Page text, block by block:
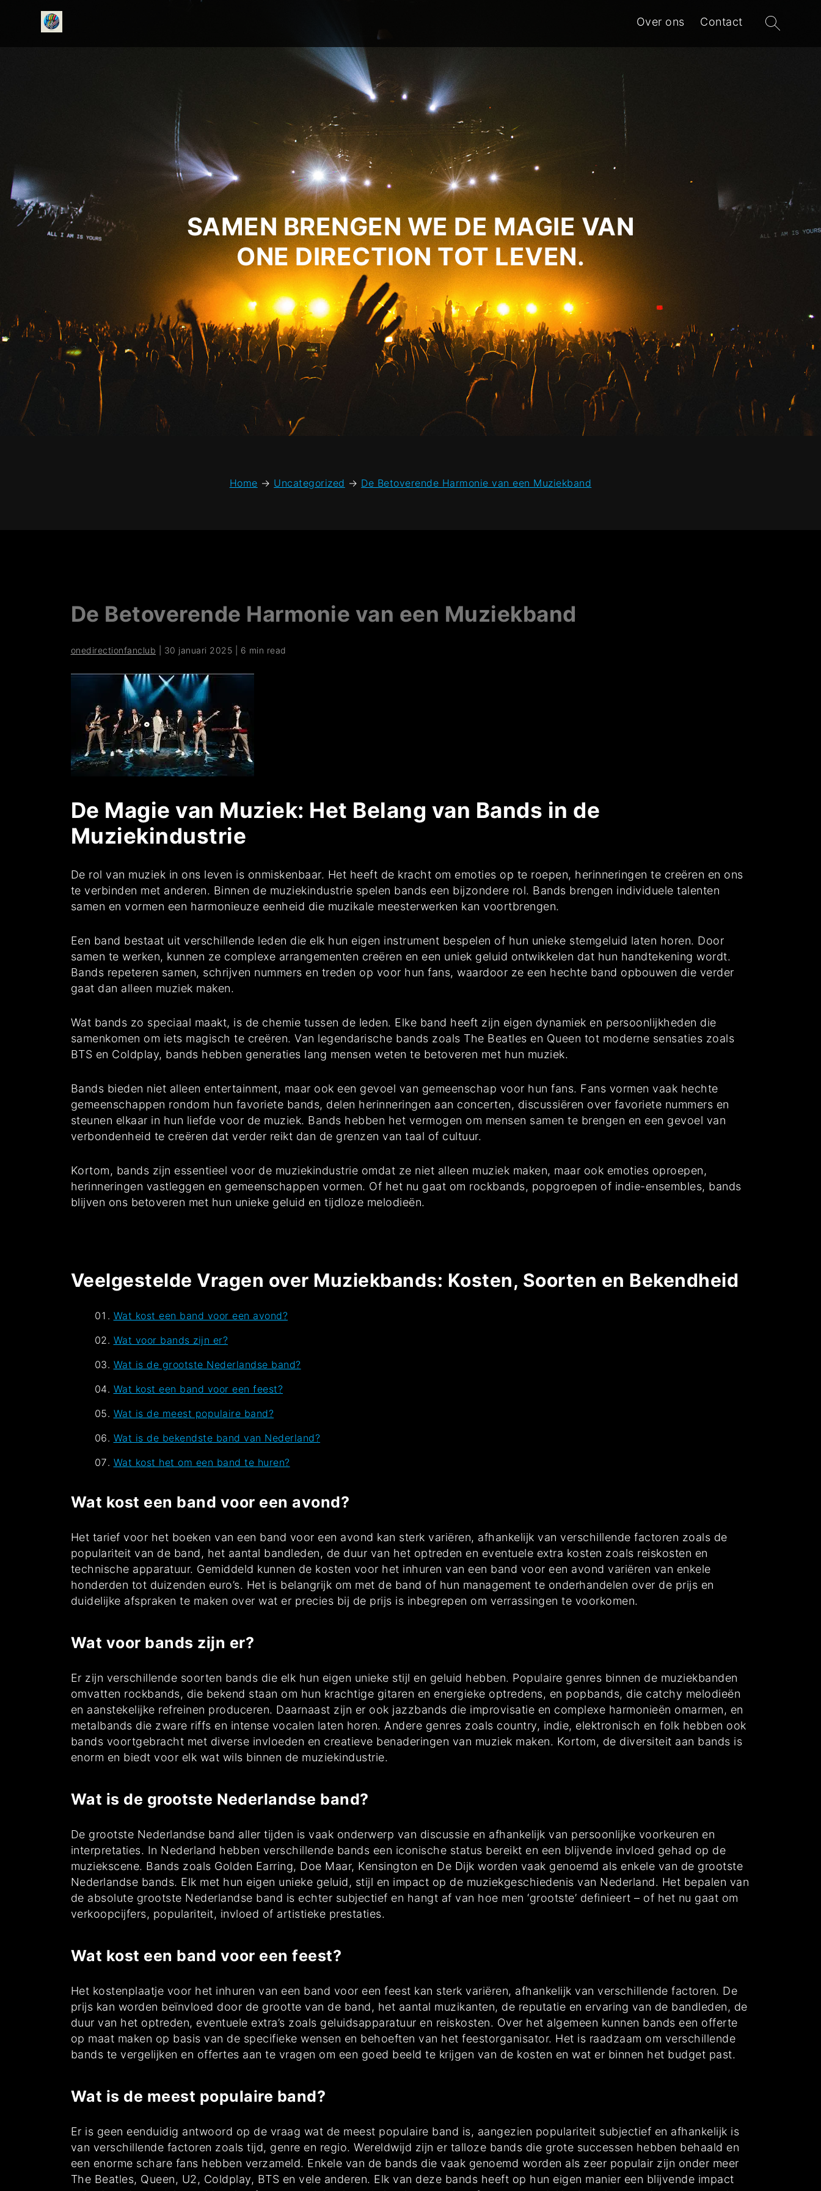
onedirectionfanclub.nl Over ons Contact
Zoeken
naar:
SAMEN BRENGEN WE DE MAGIE VAN
ONE DIRECTION TOT LEVEN.
Home → Uncategorized → De Betoverende Harmonie van een Muziekband
De Betoverende Harmonie van een Muziekband
onedirectionfanclub 30 januari 2025 6 min read
De Magie van Muziek: Het Belang van Bands in de
Muziekindustrie
De rol van muziek in ons leven is onmiskenbaar. Het heeft de kracht om emoties op te roepen, herinneringen te creëren en ons
te verbinden met anderen. Binnen de muziekindustrie spelen bands een bijzondere rol. Bands brengen individuele talenten
samen en vormen een harmonieuze eenheid die muzikale meesterwerken kan voortbrengen.
Een band bestaat uit verschillende leden die elk hun eigen instrument bespelen of hun unieke stemgeluid laten horen. Door
samen te werken, kunnen ze complexe arrangementen creëren en een uniek geluid ontwikkelen dat hun handtekening wordt.
Bands repeteren samen, schrijven nummers en treden op voor hun fans, waardoor ze een hechte band opbouwen die verder
gaat dan alleen muziek maken.
Wat bands zo speciaal maakt, is de chemie tussen de leden. Elke band heeft zijn eigen dynamiek en persoonlijkheden die
samenkomen om iets magisch te creëren. Van legendarische bands zoals The Beatles en Queen tot moderne sensaties zoals
BTS en Coldplay, bands hebben generaties lang mensen weten te betoveren met hun muziek.
Bands bieden niet alleen entertainment, maar ook een gevoel van gemeenschap voor hun fans. Fans vormen vaak hechte
gemeenschappen rondom hun favoriete bands, delen herinneringen aan concerten, discussiëren over favoriete nummers en
steunen elkaar in hun liefde voor de muziek. Bands hebben het vermogen om mensen samen te brengen en een gevoel van
verbondenheid te creëren dat verder reikt dan de grenzen van taal of cultuur.
Kortom, bands zijn essentieel voor de muziekindustrie omdat ze niet alleen muziek maken, maar ook emoties oproepen,
herinneringen vastleggen en gemeenschappen vormen. Of het nu gaat om rockbands, popgroepen of indie-ensembles, bands
blijven ons betoveren met hun unieke geluid en tijdloze melodieën.
Veelgestelde Vragen over Muziekbands: Kosten, Soorten en Bekendheid
Wat kost een band voor een avond?
Wat voor bands zijn er?
Wat is de grootste Nederlandse band?
Wat kost een band voor een feest?
Wat is de meest populaire band?
Wat is de bekendste band van Nederland?
Wat kost het om een band te huren?
Wat kost een band voor een avond?
Het tarief voor het boeken van een band voor een avond kan sterk variëren, afhankelijk van verschillende factoren zoals de
populariteit van de band, het aantal bandleden, de duur van het optreden en eventuele extra kosten zoals reiskosten en
technische apparatuur. Gemiddeld kunnen de kosten voor het inhuren van een band voor een avond variëren van enkele
honderden tot duizenden euro’s. Het is belangrijk om met de band of hun management te onderhandelen over de prijs en
duidelijke afspraken te maken over wat er precies bij de prijs is inbegrepen om verrassingen te voorkomen.
Wat voor bands zijn er?
Er zijn verschillende soorten bands die elk hun eigen unieke stijl en geluid hebben. Populaire genres binnen de muziekbanden
omvatten rockbands, die bekend staan om hun krachtige gitaren en energieke optredens, en popbands, die catchy melodieën
en aanstekelijke refreinen produceren. Daarnaast zijn er ook jazzbands die improvisatie en complexe harmonieën omarmen, en
metalbands die zware riffs en intense vocalen laten horen. Andere genres zoals country, indie, elektronisch en folk hebben ook
bands voortgebracht met diverse invloeden en creatieve benaderingen van muziek maken. Kortom, de diversiteit aan bands is
enorm en biedt voor elk wat wils binnen de muziekindustrie.
Wat is de grootste Nederlandse band?
De grootste Nederlandse band aller tijden is vaak onderwerp van discussie en afhankelijk van persoonlijke voorkeuren en
interpretaties. In Nederland hebben verschillende bands een iconische status bereikt en een blijvende invloed gehad op de
muziekscene. Bands zoals Golden Earring, Doe Maar, Kensington en De Dijk worden vaak genoemd als enkele van de grootste
Nederlandse bands. Elk met hun eigen unieke geluid, stijl en impact op de muziekgeschiedenis van Nederland. Het bepalen van
de absolute grootste Nederlandse band is echter subjectief en hangt af van hoe men ‘grootste’ definieert – of het nu gaat om
verkoopcijfers, populariteit, invloed of artistieke prestaties.
Wat kost een band voor een feest?
Het kostenplaatje voor het inhuren van een band voor een feest kan sterk variëren, afhankelijk van verschillende factoren. De
prijs kan worden beïnvloed door de grootte van de band, het aantal muzikanten, de reputatie en ervaring van de bandleden, de
duur van het optreden, eventuele extra’s zoals geluidsapparatuur en reiskosten. Over het algemeen kunnen bands een offerte
op maat maken op basis van de specifieke wensen en behoeften van het feestorganisator. Het is raadzaam om verschillende
bands te vergelijken en offertes aan te vragen om een goed beeld te krijgen van de kosten en wat er binnen het budget past.
Wat is de meest populaire band?
Er is geen eenduidig antwoord op de vraag wat de meest populaire band is, aangezien populariteit subjectief en afhankelijk is
van verschillende factoren zoals tijd, genre en regio. Wereldwijd zijn er talloze bands die grote successen hebben behaald en
een enorme schare fans hebben verzameld. Enkele van de bands die vaak genoemd worden als zeer populair zijn onder meer
The Beatles, Queen, U2, Coldplay, BTS en vele anderen. Elk van deze bands heeft op hun eigen manier een blijvende impact